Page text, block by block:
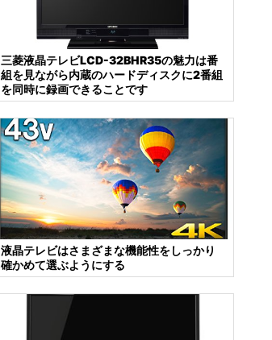
三菱液晶テレビLCD-32BHR35の魅力は番
組を見ながら内蔵のハードディスクに2番組
を同時に録画できることです
液晶テレビはさまざまな機能性をしっかり
確かめて選ぶようにする